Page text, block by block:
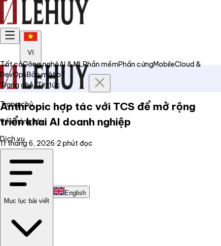
VI
Trang chủ
Về chúng tôi
Dịch vụ
Liên hệ
English
Tất cảCông nghệAI & MLPhần mềmPhần cứngMobileCloud &
DevOpsBảo mậtIoT
Trang chủ/Tin tức
Anthropic hợp tác với TCS để mở rộng
triển khai AI doanh nghiệp
11 tháng 6, 2026·2 phút đọc
Mục lục bài viết